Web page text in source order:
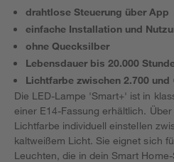
drahtlose Steuerung über App
einfache Installation und
ohne Quecksilber
Lebensdauer bis 20.000
Lichtfarbe zwischen 2.700
Die LED-Lampe 'Smart+' ist in
einer E14-Fassung erhältlich.
Lichtfarbe individuell einstellen
kaltweißem Licht. Sie eignet sich
Leuchten, die in dein Smart